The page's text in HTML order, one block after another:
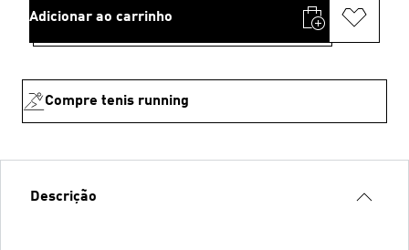
Adicionar ao carrinho
Compre tenis running
Descrição